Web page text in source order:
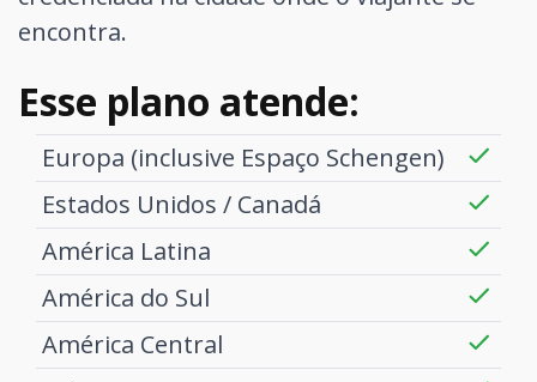
encontra.
Esse plano atende:
Europa (inclusive Espaço Schengen)
Estados Unidos / Canadá
América Latina
América do Sul
América Central